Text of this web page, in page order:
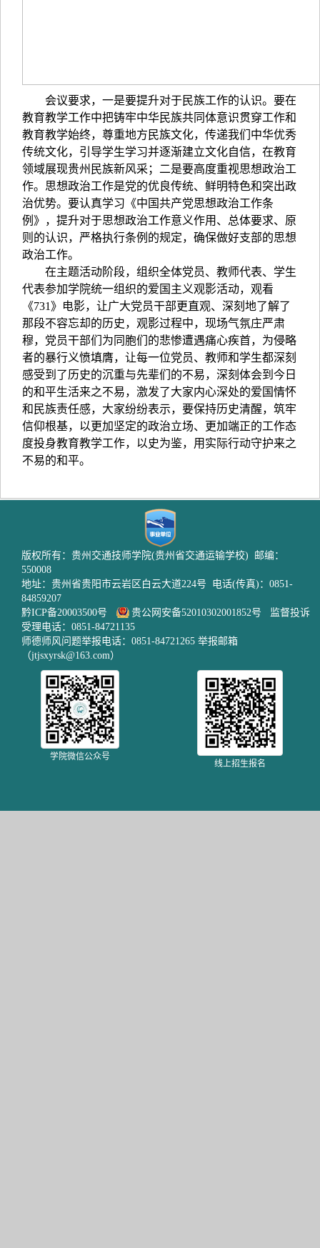
会议要求，一是要提升对于民族工作的认识。要在
教育教学工作中把铸牢中华民族共同体意识贯穿工作和
教育教学始终，尊重地方民族文化，传递我们中华优秀
传统文化，引导学生学习并逐渐建立文化自信，在教育
领域展现贵州民族新风采；二是要高度重视思想政治工
作。思想政治工作是党的优良传统、鲜明特色和突出政
治优势。要认真学习《中国共产党思想政治工作条
例》，提升对于思想政治工作意义作用、总体要求、原
则的认识，严格执行条例的规定，确保做好支部的思想
政治工作。
在主题活动阶段，组织全体党员、教师代表、学生
代表参加学院统一组织的爱国主义观影活动，观看
《731》电影，让广大党员干部更直观、深刻地了解了
那段不容忘却的历史，观影过程中，现场气氛庄严肃
穆，党员干部们为同胞们的悲惨遭遇痛心疾首，为侵略
者的暴行义愤填膺，让每一位党员、教师和学生都深刻
感受到了历史的沉重与先辈们的不易，深刻体会到今日
的和平生活来之不易，激发了大家内心深处的爱国情怀
和民族责任感，大家纷纷表示，要保持历史清醒，筑牢
信仰根基，以更加坚定的政治立场、更加端正的工作态
度投身教育教学工作，以史为鉴，用实际行动守护来之
不易的和平。
版权所有：贵州交通技师学院(贵州省交通运输学校) 邮编：
550008
地址：贵州省贵阳市云岩区白云大道224号 电话(传真)：0851-
84859207
黔ICP备20003500号
贵公网安备52010302001852号
监督投诉
受理电话：0851-84721135
师德师风问题举报电话：0851-84721265 举报邮箱
（jtjsxyrsk@163.com）
学院微信公众号
线上招生报名